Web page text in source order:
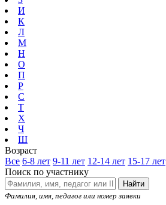
И
К
Л
М
Н
О
П
Р
С
Т
Х
Ч
Ш
Возраст
Все 6-8 лет 9-11 лет 12-14 лет 15-17 лет
Поиск по участнику
Найти
Фамилия, имя, педагог или номер заявки